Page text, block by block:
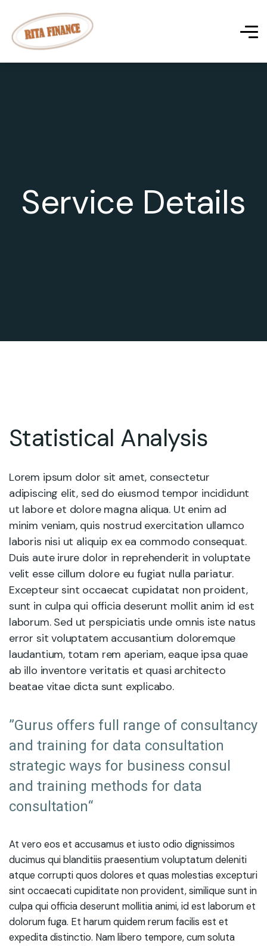
Service Details
Statistical Analysis
Lorem ipsum dolor sit amet, consectetur
adipiscing elit, sed do eiusmod tempor incididunt
ut labore et dolore magna aliqua. Ut enim ad
minim veniam, quis nostrud exercitation ullamco
laboris nisi ut aliquip ex ea commodo consequat.
Duis aute irure dolor in reprehenderit in voluptate
velit esse cillum dolore eu fugiat nulla pariatur.
Excepteur sint occaecat cupidatat non proident,
sunt in culpa qui officia deserunt mollit anim id est
laborum. Sed ut perspiciatis unde omnis iste natus
error sit voluptatem accusantium doloremque
laudantium, totam rem aperiam, eaque ipsa quae
ab illo inventore veritatis et quasi architecto
beatae vitae dicta sunt explicabo.
”Gurus offers full range of consultancy
and training for data consultation
strategic ways for business consul
and training methods for data
consultation“
At vero eos et accusamus et iusto odio dignissimos
ducimus qui blanditiis praesentium voluptatum deleniti
atque corrupti quos dolores et quas molestias excepturi
sint occaecati cupiditate non provident, similique sunt in
culpa qui officia deserunt mollitia animi, id est laborum et
dolorum fuga. Et harum quidem rerum facilis est et
expedita distinctio. Nam libero tempore, cum soluta